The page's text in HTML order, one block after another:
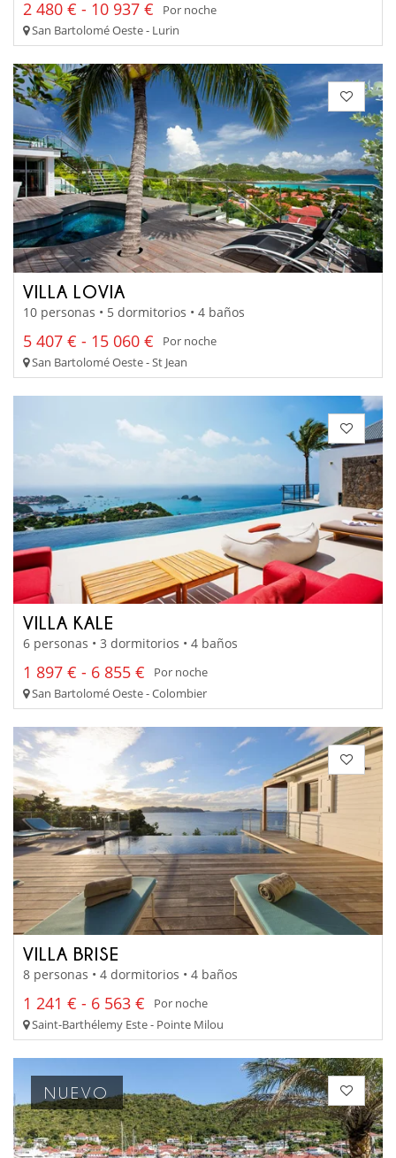
2 480 € - 10 937 €
Por noche
San Bartolomé Oeste - Lurin
VILLA LOVIA
10 personas • 5 dormitorios • 4 baños
5 407 € - 15 060 €
Por noche
San Bartolomé Oeste - St Jean
VILLA KALE
6 personas • 3 dormitorios • 4 baños
1 897 € - 6 855 €
Por noche
San Bartolomé Oeste - Colombier
VILLA BRISE
8 personas • 4 dormitorios • 4 baños
1 241 € - 6 563 €
Por noche
Saint-Barthélemy Este - Pointe Milou
NUEVO